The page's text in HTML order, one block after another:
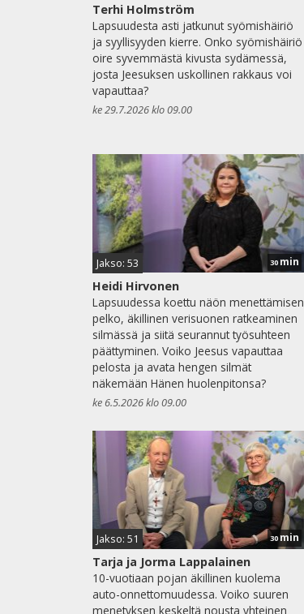
Terhi Holmström
Lapsuudesta asti jatkunut syömishäiriö
ja syyllisyyden kierre. Onko syömishäiriö
oire syvemmästä kivusta sydämessä,
josta Jeesuksen uskollinen rakkaus voi
vapauttaa?
ke 29.7.2026 klo 09.00
Jakso: 53 30 min
Heidi Hirvonen
Lapsuudessa koettu näön menettämisen
pelko, äkillinen verisuonen ratkeaminen
silmässä ja siitä seurannut työsuhteen
päättyminen. Voiko Jeesus vapauttaa
pelosta ja avata hengen silmät
näkemään Hänen huolenpitonsa?
ke 6.5.2026 klo 09.00
Jakso: 51 30min
Tarja ja Jorma Lappalainen
10-vuotiaan pojan äkillinen kuolema
auto-onnettomuudessa. Voiko suuren
menetyksen keskeltä nousta yhteinen